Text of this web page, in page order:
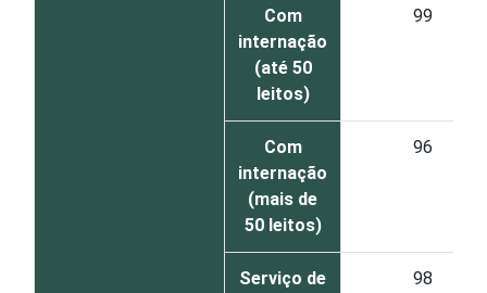
Com
internação
(até 50
leitos)
99
Com
internação
(mais de
50 leitos)
96
Serviço de
98